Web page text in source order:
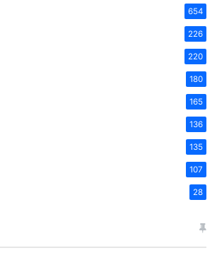
654
226
220
180
165
136
135
107
28